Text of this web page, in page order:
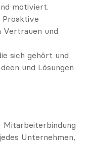
motiviert.
Proaktive
Vertrauen und
sich gehört und
und Lösungen
Mitarbeiterbindung
Unternehmen,